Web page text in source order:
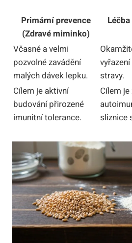
Primární prevence
(Zdravé miminko)
Včasné a velmi
pozvolné zavádění
malých dávek lepku.
stravy.
Cílem je aktivní
budování přirozené
imunitní tolerance.
Cílem
sliznice